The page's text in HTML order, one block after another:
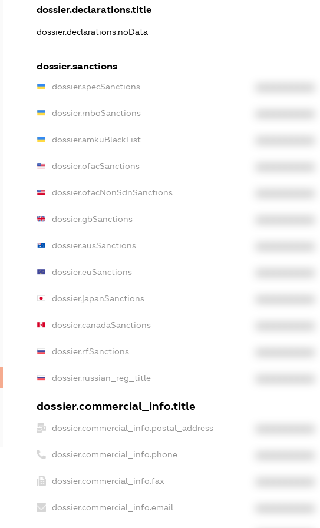
dossier.declarations.title
dossier.declarations.noData
dossier.sanctions
dossier.specSanctions
dossier.rnboSanctions
dossier.amkuBlackList
dossier.ofacSanctions
dossier.ofacNonSdnSanctions
dossier.gbSanctions
dossier.ausSanctions
dossier.euSanctions
dossier.japanSanctions
dossier.canadaSanctions
dossier.rfSanctions
dossier.russian_reg_title
dossier.commercial_info.title
dossier.commercial_info.postal_address
dossier.commercial_info.phone
dossier.commercial_info.fax
dossier.commercial_info.email